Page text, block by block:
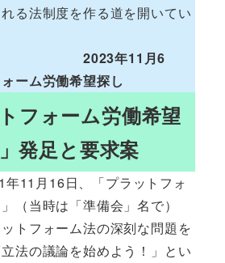
る法制度を作る道を開いてい
2023年11月6
ム労働希望探し
フォーム労働希望
発足と要求案
11月16日、「プラットフォ
（当時は「準備会」名で）
トフォーム法の深刻な問題を
法の議論を始めよう！」とい